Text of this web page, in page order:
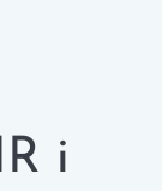
i